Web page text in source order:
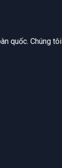
quốc. Chúng